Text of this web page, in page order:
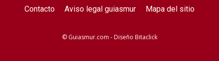
Contacto Aviso legal guiasmur Mapa del sitio
© Guiasmur.com - Diseño Bitaclick